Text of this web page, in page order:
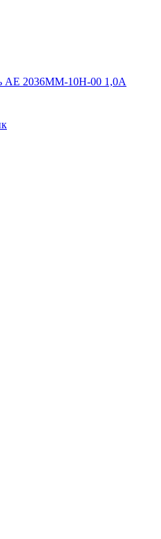
АЕ 2036ММ-10Н-00 1,0А